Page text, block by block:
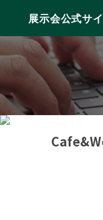
展示会公式サ